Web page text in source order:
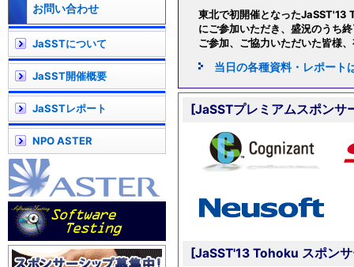
東北で初開催となった
にご参加いただき、盛況のうち
ご参加、ご協力いただいた皆様
当日の各種資料・レポート
[JaSSTプレミアムスポンサ
[JaSST'13 Tohoku スポン
お問い合わせ
JaSSTについて
JaSST開催概要
JaSSTレポート
NPO ASTER